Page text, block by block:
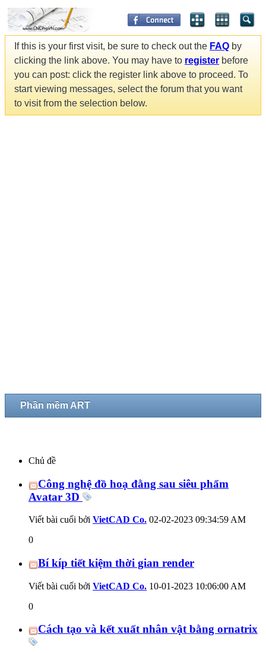
If this is your first visit, be sure to check out the FAQ by
clicking the link above. You may have to register before
you can post: click the register link above to proceed. To
start viewing messages, select the forum that you want
to visit from the selection below.
Phần mềm ART
Chủ đề
Công nghệ đồ hoạ đằng sau siêu phẩm
Avatar 3D
Viết bài cuối bởi VietCAD Co. 02-02-2023 09:34:59 AM
0
Bí kíp tiết kiệm thời gian render
Viết bài cuối bởi VietCAD Co. 10-01-2023 10:06:00 AM
0
Cách tạo và kết xuất nhân vật bằng ornatrix